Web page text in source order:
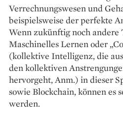
Verrechnungswesen und
beispielsweise der perfekte
Wenn zukünftig noch andere
Maschinelles Lernen oder
(kollektive Intelligenz, die
den kollektiven
hervorgeht, Anm.) in dieser
sowie Blockchain, können es
werden.